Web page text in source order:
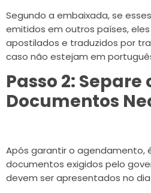
Segundo a embaixada, se
emitidos em outros países,
apostilados e traduzidos por
caso não estejam em
Passo 2: Separe
Documentos
Após garantir o agendamento,
documentos exigidos pelo
devem ser apresentados no